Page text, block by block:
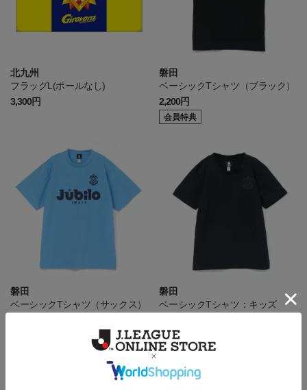
北九州
フラッグL(ポールなし)
3,300円
磐田
ベーシックTシャツ（ブラック）
2,200円
会員特典
磐田
ベーシックTシャツ（サックス）
磐田
ベーシックTシャツ：キッズ
会員特典